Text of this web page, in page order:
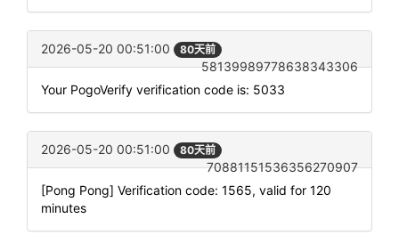
2026-05-20 00:51:00 80天前
58139989778638343306
Your PogoVerify verification code is: 5033
2026-05-20 00:51:00 80天前
70881151536356270907
[Pong Pong] Verification code: 1565, valid for 120
minutes